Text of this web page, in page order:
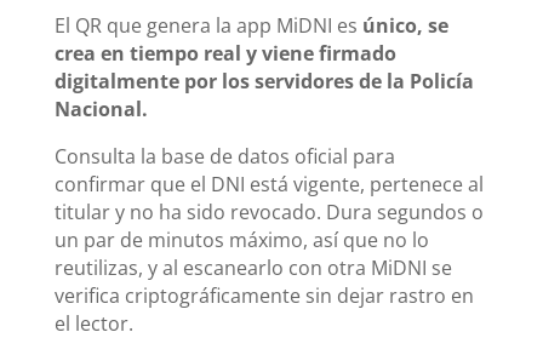
El QR que genera la app MiDNI es único, se
crea en tiempo real y viene firmado
digitalmente por los servidores de la Policía
Nacional.
Consulta la base de datos oficial para
confirmar que el DNI está vigente, pertenece al
titular y no ha sido revocado. Dura segundos o
un par de minutos máximo, así que no lo
reutilizas, y al escanearlo con otra MiDNI se
verifica criptográficamente sin dejar rastro en
el lector.